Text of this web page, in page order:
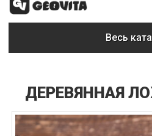
Весь
ДЕРЕВЯННАЯ